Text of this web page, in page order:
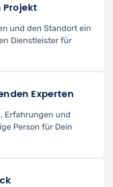
Projekt
und den Standort ein
Dienstleister für
Experten
Erfahrungen und
Person für Dein